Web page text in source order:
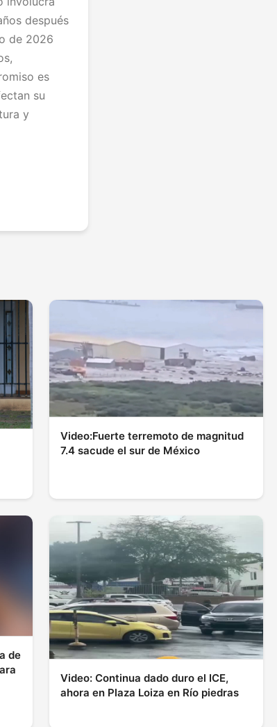
después
de 2026
es
su
y
Video:Fuerte terremoto de magnitud
7.4 sacude el sur de México
de
Video: Continua dado duro el ICE,
ahora en Plaza Loiza en Río piedras